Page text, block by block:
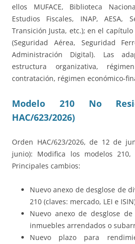
ellos MUFACE, Biblioteca
Estudios Fiscales, INAP, AESA,
Transición Justa, etc.); en el
(Seguridad Aérea, Seguridad
Administración Digital). Las
estructura organizativa,
contratación, régimen económico-
Modelo 210 No
HAC/623/2026)
Orden HAC/623/2026, de 12 de
junio): Modifica los modelos
Principales cambios:
Nuevo anexo de desglose de
210 (claves: mercado, LEI e
Nuevo anexo de desglose
inmuebles arrendados o
Nuevo plazo para